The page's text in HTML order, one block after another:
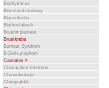
Biorhythmus
Blasenentzündung
Blasenkrebs
Bluthochdruck
Brustimplantate
Brustkrebs
Burnout Syndrom
B-Zell-Lymphom
Cannabis >
Chlamydien Infektion
Chronobiologie
Chiropraktik